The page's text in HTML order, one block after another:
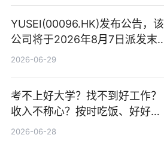
YUSEI(00096.HK)发布公告，该
公司将于2026年8月7日派发末
期股息每股人民币0.013元 每日
2026-06-29
考不上好大学？找不到好工作？
收入不称心？按时吃饭、好好睡
觉
2026-06-28